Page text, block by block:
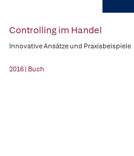
Controlling im Handel
Innovative Ansätze und Praxisbeispiele
2016 | Buch